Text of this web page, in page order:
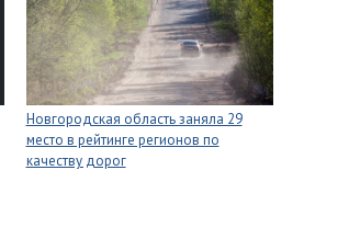
Новгородская область заняла 29
место в рейтинге регионов по
качеству дорог